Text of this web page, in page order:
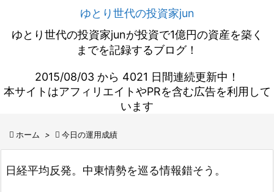
ゆとり世代の投資家jun
ゆとり世代の投資家junが投資で1億円の資産を築く
までを記録するブログ！
2015/08/03 から 4021 日間連続更新中！
本サイトはアフィリエイトやPRを含む広告を利用して
います
 ホーム >  今日の運用成績
日経平均反発。中東情勢を巡る情報錯そう。